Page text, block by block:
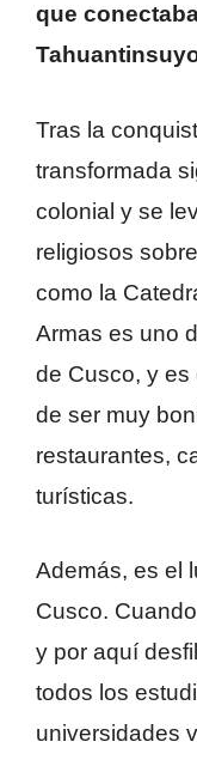
que
Tras la
transformada
colonial y se
religiosos
como la
Armas es uno
de Cusco, y es
de ser muy
restaurantes,
turísticas.
Además, es el
Cusco.
y por aquí
todos los
universidades